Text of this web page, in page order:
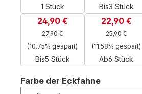
1 Stück Bis3 Stück
Bis5 Stück
24,90 €
27,90 €
(10.75% gespart)
Ab6 Stück
22,90 €
25,90 €
(11.58% gespart)
Farbe der Eckfahneauswählen